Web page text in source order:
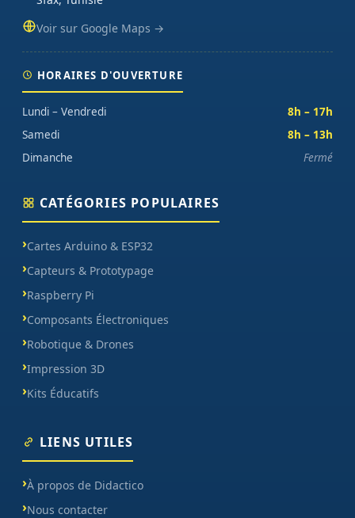
Voir sur Google Maps →
HORAIRES D'OUVERTURE
Lundi – Vendredi
8h – 17h
Samedi
8h – 13h
Dimanche
Fermé
CATÉGORIES POPULAIRES
Cartes Arduino & ESP32
Capteurs & Prototypage
Raspberry Pi
Composants Électroniques
Robotique & Drones
Impression 3D
Kits Éducatifs
LIENS UTILES
À propos de Didactico
Nous contacter